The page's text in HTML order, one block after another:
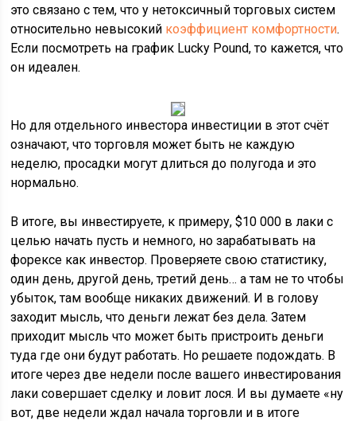
это связано с тем, что у нетоксичный торговых систем
относительно невысокий коэффициент комфортности.
Если посмотреть на график Lucky Pound, то кажется, что
он идеален.
Но для отдельного инвестора инвестиции в этот счёт
означают, что торговля может быть не каждую
неделю, просадки могут длиться до полугода и это
нормально.
В итоге, вы инвестируете, к примеру, $10 000 в лаки с
целью начать пусть и немного, но зарабатывать на
форексе как инвестор. Проверяете свою статистику,
один день, другой день, третий день… а там не то чтобы
убыток, там вообще никаких движений. И в голову
заходит мысль, что деньги лежат без дела. Затем
приходит мысль что может быть пристроить деньги
туда где они будут работать. Но решаете подождать. В
итоге через две недели после вашего инвестирования
лаки совершает сделку и ловит лося. И вы думаете «ну
вот, две недели ждал начала торговли и в итоге